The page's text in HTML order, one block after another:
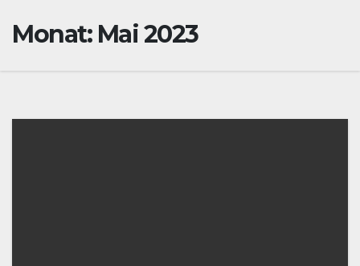
Monat: Mai 2023